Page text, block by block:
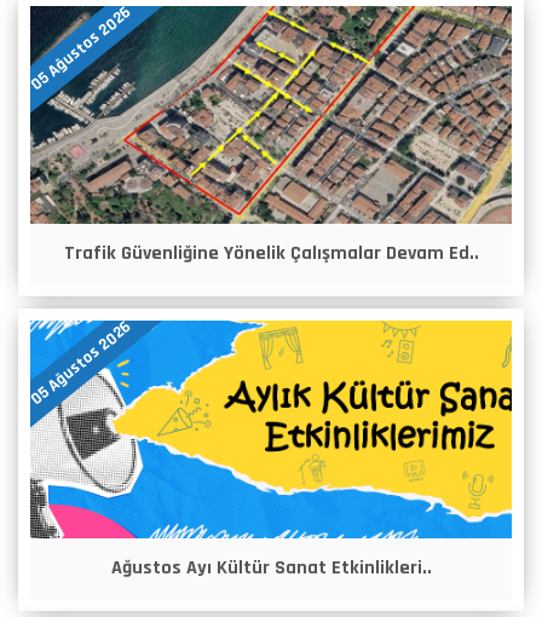
05 Ağustos 2026
Trafik Güvenliğine Yönelik Çalışmalar Devam Ed..
05 Ağustos 2026
Ağustos Ayı Kültür Sanat Etkinlikleri..